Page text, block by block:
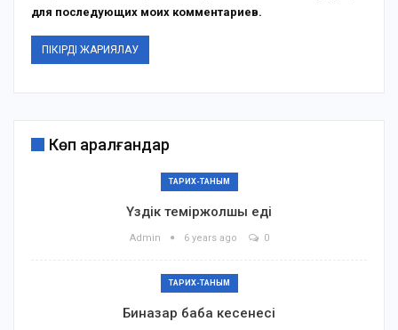
для последующих моих комментариев.
Көп қаралғандар
ТАРИХ-ТАНЫМ
Үздік теміржолшы еді
Admin 6 years ago 0
ТАРИХ-ТАНЫМ
Биназар баба кесенесі